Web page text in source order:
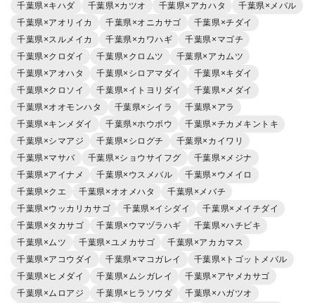
千葉県×キハダ
千葉県×カツオ 千葉県×アカハタ
千葉県×メバル
千葉県×アオリイカ
千葉県×オニカサゴ
千葉県×チダイ
千葉県×スルメイカ
千葉県×カワハギ
千葉県×マゴチ
千葉県×クロダイ
千葉県×クロムツ
千葉県×アカムツ
千葉県×アオハタ
千葉県×シロアマダイ
千葉県×キダイ
千葉県×クロソイ
千葉県×イトヨリダイ
千葉県×メダイ
千葉県×オオモンハタ
千葉県×シイラ
千葉県×アラ
千葉県×キンメダイ
千葉県×ホウボウ
千葉県×チカメキントキ
千葉県×シマアジ
千葉県×シログチ
千葉県×カイワリ
千葉県×マサバ
千葉県×ショウサイフグ
千葉県×メジナ
千葉県×アイナメ
千葉県×ウスメバル
千葉県×ウメイロ
千葉県×クエ
千葉県×オオメハタ
千葉県×メバチ
千葉県×ウッカリカサゴ
千葉県×イシダイ
千葉県×メイチダイ
千葉県×タカサゴ
千葉県×ウマヅラハギ
千葉県×ハチビキ
千葉県×ムツ
千葉県×ユメカサゴ
千葉県×アカカマス
千葉県×アコウダイ
千葉県×マコガレイ
千葉県×トゴットメバル
千葉県×ヒメダイ
千葉県×ムシガレイ
千葉県×アヤメカサゴ
千葉県×ムロアジ
千葉県×ヒラソウダ
千葉県×ハガツオ